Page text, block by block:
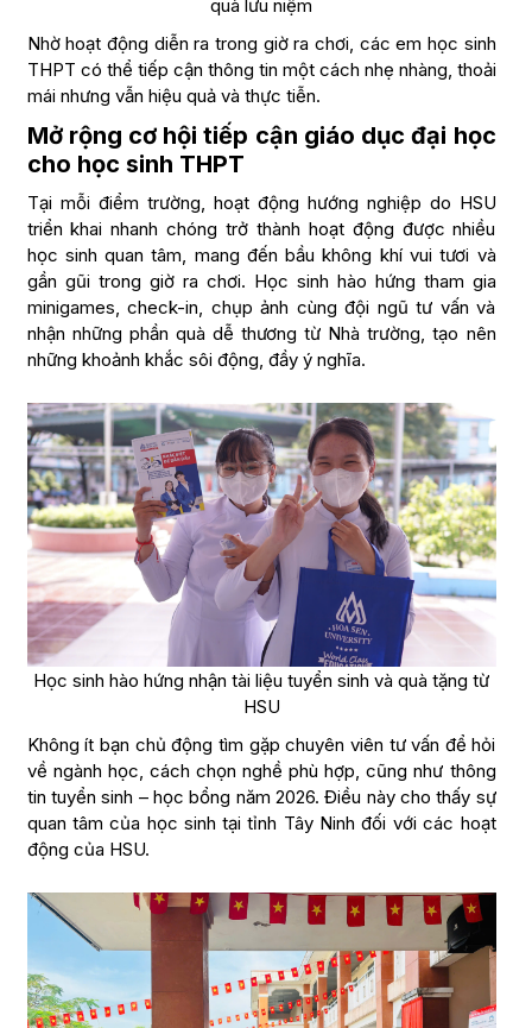
quà lưu niệm
Nhờ hoạt động diễn ra trong giờ ra chơi, các em học sinh
THPT có thể tiếp cận thông tin một cách nhẹ nhàng, thoải
mái nhưng vẫn hiệu quả và thực tiễn.
Mở rộng cơ hội tiếp cận giáo dục đại học
cho học sinh THPT
Tại mỗi điểm trường, hoạt động hướng nghiệp do HSU
triển khai nhanh chóng trở thành hoạt động được nhiều
học sinh quan tâm, mang đến bầu không khí vui tươi và
gần gũi trong giờ ra chơi. Học sinh hào hứng tham gia
minigames, check-in, chụp ảnh cùng đội ngũ tư vấn và
nhận những phần quà dễ thương từ Nhà trường, tạo nên
những khoảnh khắc sôi động, đầy ý nghĩa.
Học sinh hào hứng nhận tài liệu tuyển sinh và quà tặng từ
HSU
Không ít bạn chủ động tìm gặp chuyên viên tư vấn để hỏi
về ngành học, cách chọn nghề phù hợp, cũng như thông
tin tuyển sinh – học bổng năm 2026. Điều này cho thấy sự
quan tâm của học sinh tại tỉnh Tây Ninh đối với các hoạt
động của HSU.